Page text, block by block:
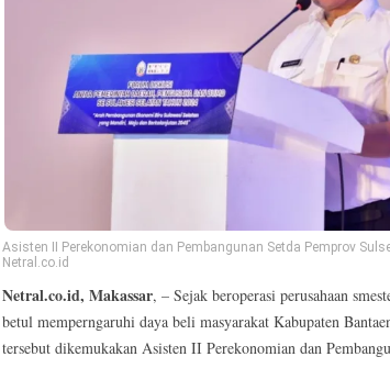
Asisten II Perekonomian dan Pembangunan Setda Pemprov
Netral.co.id
Netral.co.id, Makassar, – Sejak beroperasi perusahaan
betul memperngaruhi daya beli masyarakat Kabupaten
tersebut dikemukakan Asisten II Perekonomian dan